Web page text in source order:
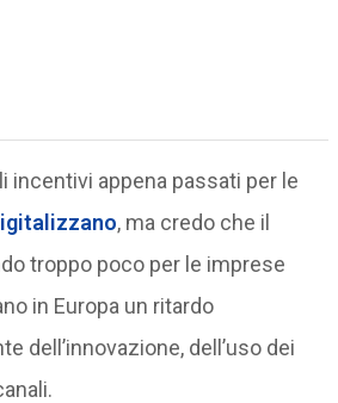
incentivi appena passati per le
, ma credo che il
troppo poco per le imprese
in Europa un ritardo
dell’innovazione, dell’uso dei